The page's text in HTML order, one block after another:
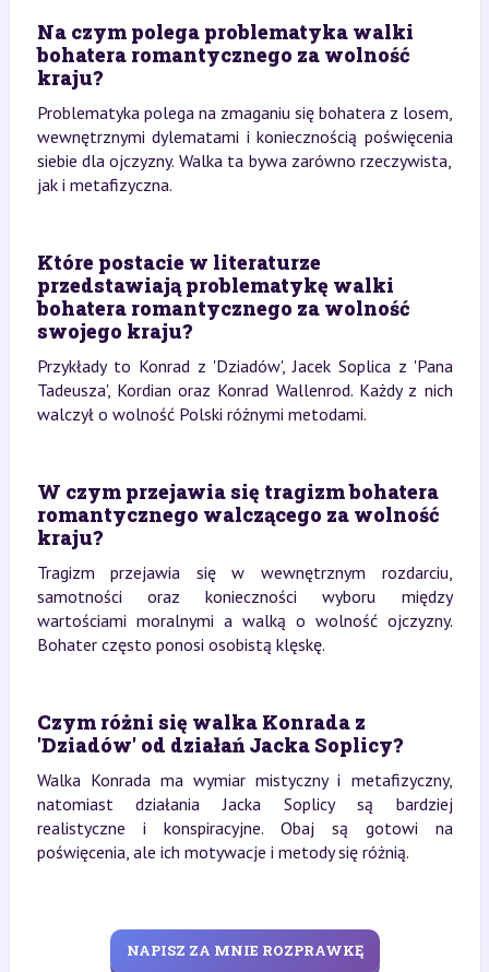
Na czym polega problematyka walki
bohatera romantycznego za wolność
kraju?
Problematyka polega na zmaganiu się bohatera z losem,
wewnętrznymi dylematami i koniecznością poświęcenia
siebie dla ojczyzny. Walka ta bywa zarówno rzeczywista,
jak i metafizyczna.
Które postacie w literaturze
przedstawiają problematykę walki
bohatera romantycznego za wolność
swojego kraju?
Przykłady to Konrad z 'Dziadów', Jacek Soplica z 'Pana
Tadeusza', Kordian oraz Konrad Wallenrod. Każdy z nich
walczył o wolność Polski różnymi metodami.
W czym przejawia się tragizm bohatera
romantycznego walczącego za wolność
kraju?
Tragizm przejawia się w wewnętrznym rozdarciu,
samotności oraz konieczności wyboru między
wartościami moralnymi a walką o wolność ojczyzny.
Bohater często ponosi osobistą klęskę.
Czym różni się walka Konrada z
'Dziadów' od działań Jacka Soplicy?
Walka Konrada ma wymiar mistyczny i metafizyczny,
natomiast działania Jacka Soplicy są bardziej
realistyczne i konspiracyjne. Obaj są gotowi na
poświęcenia, ale ich motywacje i metody się różnią.
NAPISZ ZA MNIE ROZPRAWKĘ